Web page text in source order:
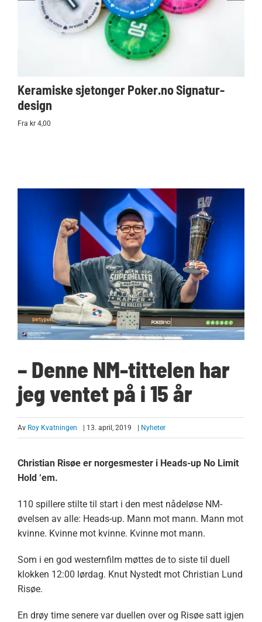
Keramiske sjetonger Poker.no Signatur-
design
Fra kr 4,00
– Denne NM-tittelen har
jeg ventet på i 15 år
Av Roy Kvatningen | 13. april, 2019 Nyheter
Christian Risøe er norgesmester i Heads-up No Limit
Hold ‘em.
110 spillere stilte til start i den mest nådeløse NM-
øvelsen av alle: Heads-up. Mann mot mann. Mann mot
kvinne. Kvinne mot kvinne. Kvinne mot mann.
Som i en god westernfilm møttes de to siste til duell
klokken 12:00 lørdag. Knut Nystedt mot Christian Lund
Risøe.
En drøy time senere var duellen over og Risøe satt igjen